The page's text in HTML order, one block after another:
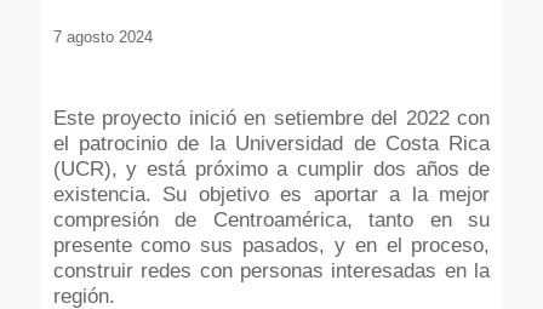
7 agosto 2024
Este proyecto inició en setiembre del 2022 con
el patrocinio de la Universidad de Costa Rica
(UCR), y está próximo a cumplir dos años de
existencia. Su objetivo es aportar a la mejor
compresión de Centroamérica, tanto en su
presente como sus pasados, y en el proceso,
construir redes con personas interesadas en la
región.